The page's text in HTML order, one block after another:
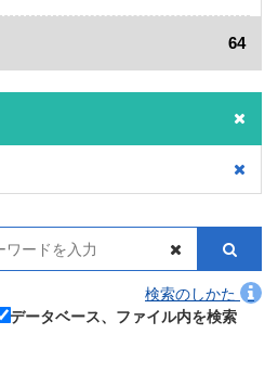
64
検索のしかた
データベース、ファイル内を検索